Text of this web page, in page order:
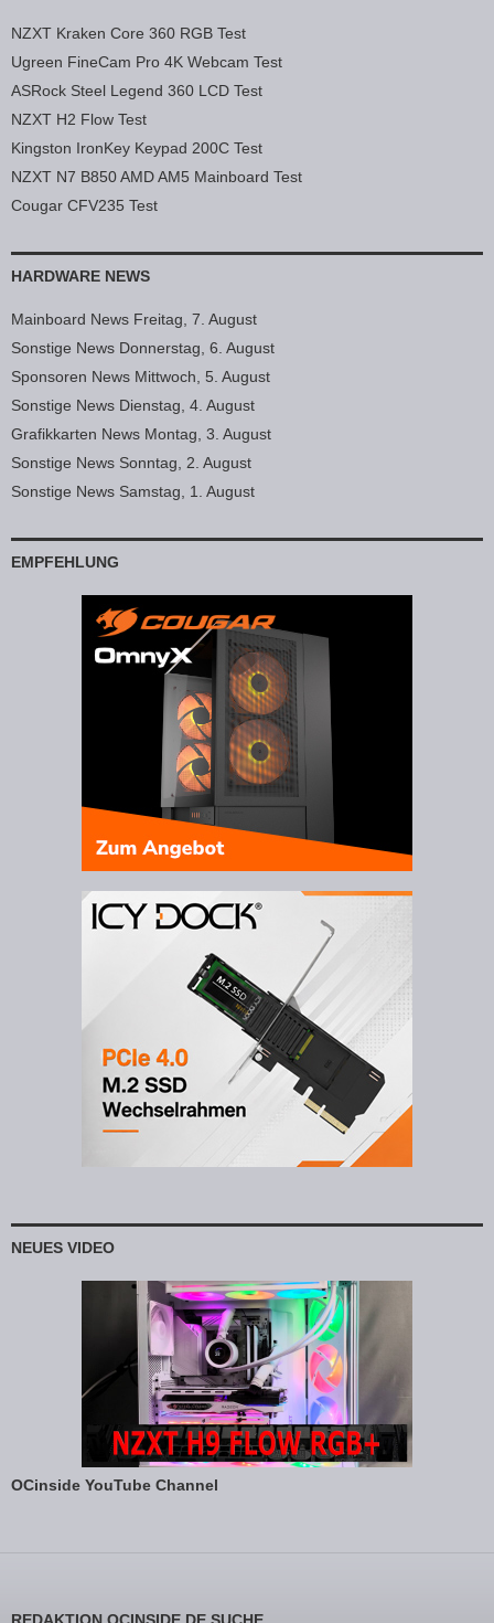
NZXT Kraken Core 360 RGB Test
Ugreen FineCam Pro 4K Webcam Test
ASRock Steel Legend 360 LCD Test
NZXT H2 Flow Test
Kingston IronKey Keypad 200C Test
NZXT N7 B850 AMD AM5 Mainboard Test
Cougar CFV235 Test
HARDWARE NEWS
Mainboard News Freitag, 7. August
Sonstige News Donnerstag, 6. August
Sponsoren News Mittwoch, 5. August
Sonstige News Dienstag, 4. August
Grafikkarten News Montag, 3. August
Sonstige News Sonntag, 2. August
Sonstige News Samstag, 1. August
EMPFEHLUNG
NEUES VIDEO
OCinside YouTube Channel